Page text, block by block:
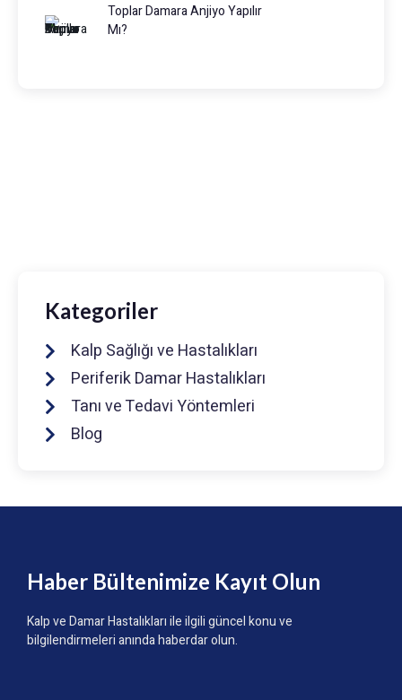
Toplar Damara Anjiyo Yapılır
Mı?
Kategoriler
Kalp Sağlığı ve Hastalıkları
Periferik Damar Hastalıkları
Tanı ve Tedavi Yöntemleri
Blog
Haber Bültenimize Kayıt Olun
Kalp ve Damar Hastalıkları ile ilgili güncel konu ve
bilgilendirmeleri anında haberdar olun.